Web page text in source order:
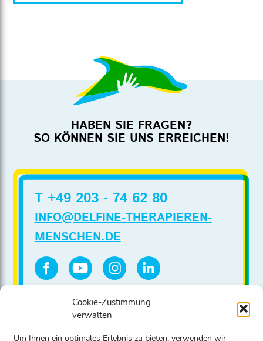
Cookie-Zustimmung
verwalten
Um Ihnen ein optimales Erlebnis zu bieten, verwenden wir
HABEN SIE FRAGEN?
SO KÖNNEN SIE UNS ERREICHEN!
T +49 203 - 74 62 80
INFO@DELFINE-THERAPIEREN-
MENSCHEN.DE
Spendenkonto:
Stadtsparkasse Düsseldorf
IBAN DE86 3005 0110 0020 0022 00